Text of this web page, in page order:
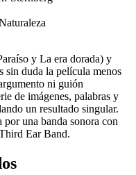
y La era dorada) y
sin duda la película menos
ni guión
de imágenes, palabras y
un resultado singular.
por una banda sonora con
Ear Band.